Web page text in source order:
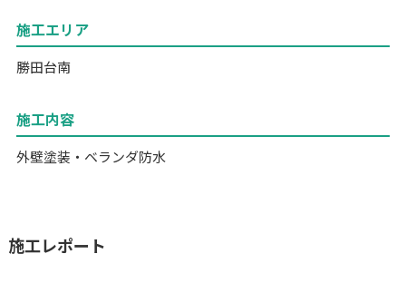
施工エリア
勝田台南
施工内容
外壁塗装・ベランダ防水
施工レポート